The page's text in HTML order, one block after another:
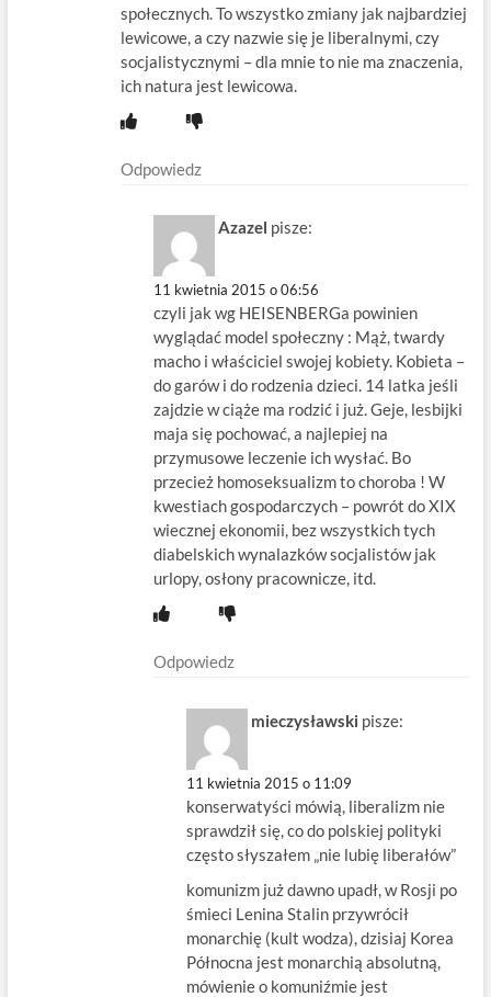
społecznych. To wszystko zmiany jak najbardziej
lewicowe, a czy nazwie się je liberalnymi, czy
socjalistycznymi – dla mnie to nie ma znaczenia,
ich natura jest lewicowa.
Odpowiedz
Azazel pisze:
11 kwietnia 2015 o 06:56
czyli jak wg HEISENBERGa powinien
wyglądać model społeczny : Mąż, twardy
macho i właściciel swojej kobiety. Kobieta –
do garów i do rodzenia dzieci. 14 latka jeśli
zajdzie w ciąże ma rodzić i już. Geje, lesbijki
maja się pochować, a najlepiej na
przymusowe leczenie ich wysłać. Bo
przecież homoseksualizm to choroba ! W
kwestiach gospodarczych – powrót do XIX
wiecznej ekonomii, bez wszystkich tych
diabelskich wynalazków socjalistów jak
urlopy, osłony pracownicze, itd.
Odpowiedz
mieczysławski pisze:
11 kwietnia 2015 o 11:09
konserwatyści mówią, liberalizm nie
sprawdził się, co do polskiej polityki
często słyszałem „nie lubię liberałów”
komunizm już dawno upadł, w Rosji po
śmieci Lenina Stalin przywrócił
monarchię (kult wodza), dzisiaj Korea
Północna jest monarchią absolutną,
mówienie o komuniźmie jest